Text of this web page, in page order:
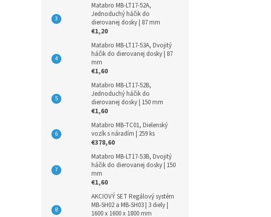
Matabro MB-LT17-52A,
Jednoduchý háčik do
dierovanej dosky | 87 mm
€1,20
Matabro MB-LT17-53A, Dvojitý
háčik do dierovanej dosky | 87
mm
€1,60
Matabro MB-LT17-52B,
Jednoduchý háčik do
dierovanej dosky | 150 mm
€1,60
Matabro MB-TC01, Dielenský
vozík s náradím | 259 ks
€378,60
Matabro MB-LT17-53B, Dvojitý
háčik do dierovanej dosky | 150
mm
€1,60
AKCIOVÝ SET Regálový systém
MB-SH02 a MB-SH03 | 3 diely |
1600 x 1600 x 1800 mm